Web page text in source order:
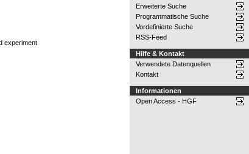
experiment
Erweiterte Suche
Programmatische Suche
Vordefinierte Suche
RSS-Feed
Hilfe & Kontakt
Verwendete Datenquellen
Kontakt
Informationen
Open Access - HGF